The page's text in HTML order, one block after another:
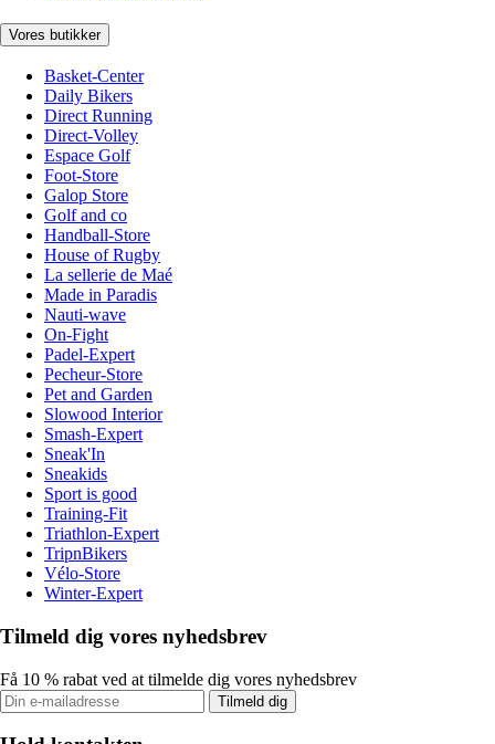
Vores butikker
Basket-Center
Daily Bikers
Direct Running
Direct-Volley
Espace Golf
Foot-Store
Galop Store
Golf and co
Handball-Store
House of Rugby
La sellerie de Maé
Made in Paradis
Nauti-wave
On-Fight
Padel-Expert
Pecheur-Store
Pet and Garden
Slowood Interior
Smash-Expert
Sneak'In
Sneakids
Sport is good
Training-Fit
Triathlon-Expert
TripnBikers
Vélo-Store
Winter-Expert
Tilmeld dig vores nyhedsbrev
Få 10 % rabat ved at tilmelde dig vores nyhedsbrev
Tilmeld dig